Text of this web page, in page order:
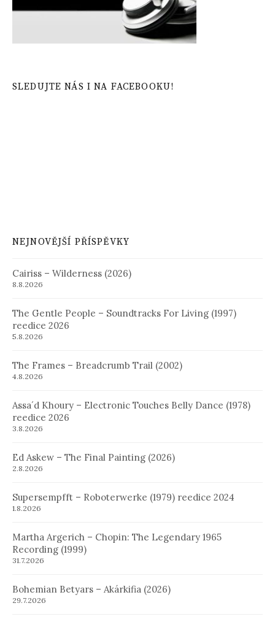
SLEDUJTE NÁS I NA FACEBOOKU!
NEJNOVĚJŠÍ PŘÍSPĚVKY
Cairiss – Wilderness (2026)
8.8.2026
The Gentle People – Soundtracks For Living (1997)
reedice 2026
5.8.2026
The Frames – Breadcrumb Trail (2002)
4.8.2026
Assa´d Khoury – Electronic Touches Belly Dance (1978)
reedice 2026
3.8.2026
Ed Askew – The Final Painting (2026)
2.8.2026
Supersempfft – Roboterwerke (1979) reedice 2024
1.8.2026
Martha Argerich – Chopin: The Legendary 1965
Recording (1999)
31.7.2026
Bohemian Betyars – Akárkifia (2026)
29.7.2026